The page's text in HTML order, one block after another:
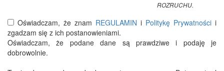
ROZRUCHU.
Oświadczam, że znam REGULAMIN i Politykę Prywatności i
zgadzam się z ich postanowieniami.
Oświadczam, że podane dane są prawdziwe i podaję je
dobrowolnie.